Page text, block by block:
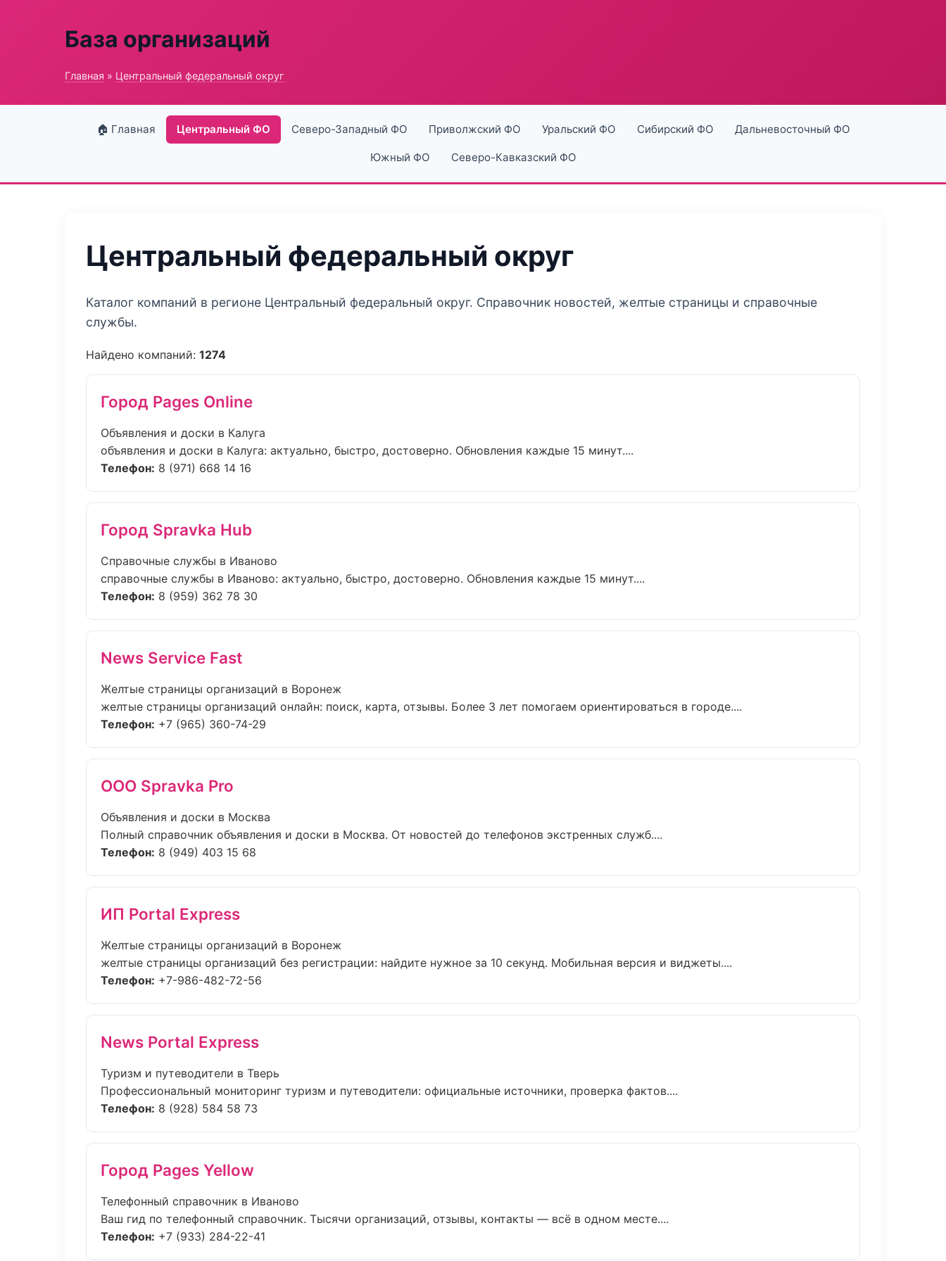
База организаций
Главная » Центральный федеральный округ
🏠 Главная Центральный ФО Северо-Западный ФО Приволжский ФО Уральский ФО Сибирский ФО Дальневосточный ФО
Южный ФО Северо-Кавказский ФО
Центральный федеральный округ
Каталог компаний в регионе Центральный федеральный округ. Справочник новостей, желтые страницы и справочные
службы.
Найдено компаний: 1274
Город Pages Online
Объявления и доски в Калуга
объявления и доски в Калуга: актуально, быстро, достоверно. Обновления каждые 15 минут....
Телефон: 8 (971) 668 14 16
Город Spravka Hub
Справочные службы в Иваново
справочные службы в Иваново: актуально, быстро, достоверно. Обновления каждые 15 минут....
Телефон: 8 (959) 362 78 30
News Service Fast
Желтые страницы организаций в Воронеж
желтые страницы организаций онлайн: поиск, карта, отзывы. Более 3 лет помогаем ориентироваться в городе....
Телефон: +7 (965) 360-74-29
ООО Spravka Pro
Объявления и доски в Москва
Полный справочник объявления и доски в Москва. От новостей до телефонов экстренных служб....
Телефон: 8 (949) 403 15 68
ИП Portal Express
Желтые страницы организаций в Воронеж
желтые страницы организаций без регистрации: найдите нужное за 10 секунд. Мобильная версия и виджеты....
Телефон: +7-986-482-72-56
News Portal Express
Туризм и путеводители в Тверь
Профессиональный мониторинг туризм и путеводители: официальные источники, проверка фактов....
Телефон: 8 (928) 584 58 73
Город Pages Yellow
Телефонный справочник в Иваново
Ваш гид по телефонный справочник. Тысячи организаций, отзывы, контакты — всё в одном месте....
Телефон: +7 (933) 284-22-41